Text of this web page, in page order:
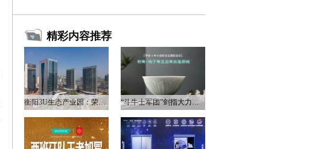
精彩内容推荐
衡阳3U生态产业园：荣电集团的政企合作新答卷 “斗牛士军团”剑指大力神杯，华帝以“一瓷一金”静候荣光